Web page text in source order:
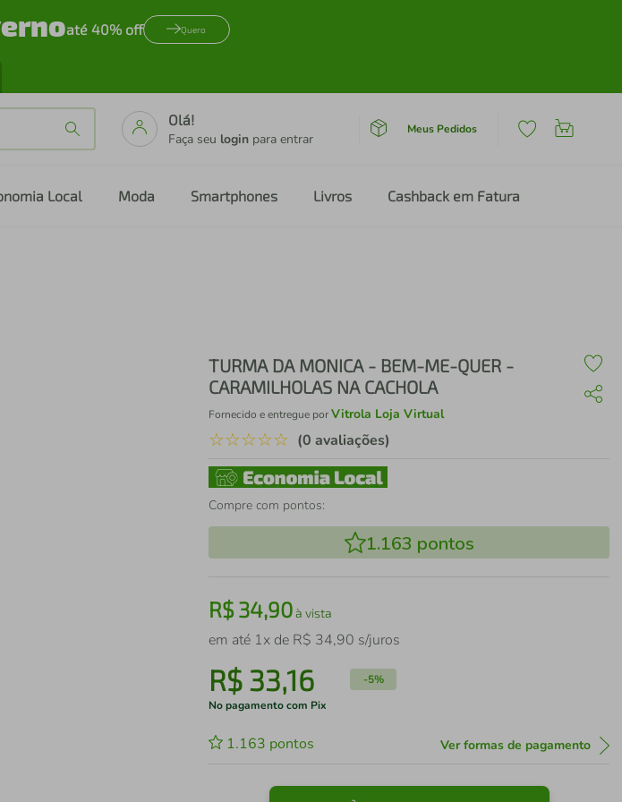
até 40% off Quero
Olá!
Faça seu login para entrar
Meus Pedidos
Local Moda Smartphones Livros Cashback em Fatura
TURMA DA MONICA - BEM-ME-QUER -
CARAMILHOLAS NA CACHOLA
Fornecido e entregue porVitrola Loja Virtual
☆☆☆☆☆ (0 avaliações)
Compre com pontos:
1.163 pontos
R$34,90à vista
em até 1x de R$ 34,90 s/juros
R$ 33,16 -5%
No pagamento com Pix
1.163 pontos Ver formas de pagamento